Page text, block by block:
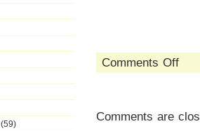
(59)
Comments Offon
we
we
Comments are